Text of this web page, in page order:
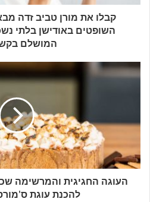
קבלו את מורן טביב זדה
השופטים באודישן בלתי
המושלם בקשת
העוגה החגיגית והמרשימה
להכנת עוגת